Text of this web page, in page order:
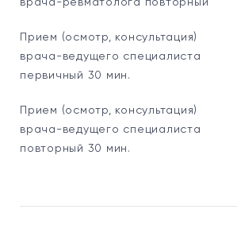
врача-ревматолога повторный
Прием (осмотр, консультация)
врача-ведущего специалиста
первичный 30 мин.
Прием (осмотр, консультация)
врача-ведущего специалиста
повторный 30 мин.